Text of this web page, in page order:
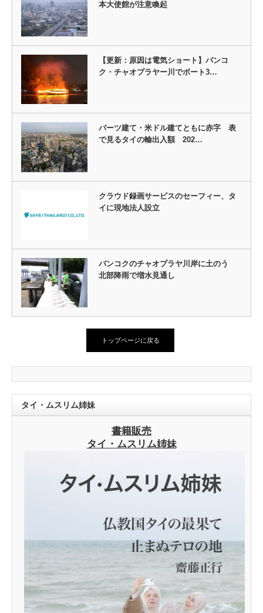
本大使館が注意喚起
【更新：原因は電気ショート】バンコ
ク・チャオプラヤー川でボート3…
バーツ建て・米ドル建てともに赤字 表
で見るタイの輸出入額 202…
クラウド録画サービスのセーフィー、タ
イに現地法人設立
バンコクのチャオプラヤ川岸に土のう
北部降雨で増水見通し
トップページに戻る
タイ・ムスリム姉妹
書籍販売
タイ・ムスリム姉妹